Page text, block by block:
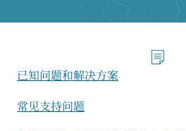
已知问题和解决方案
常见支持问题